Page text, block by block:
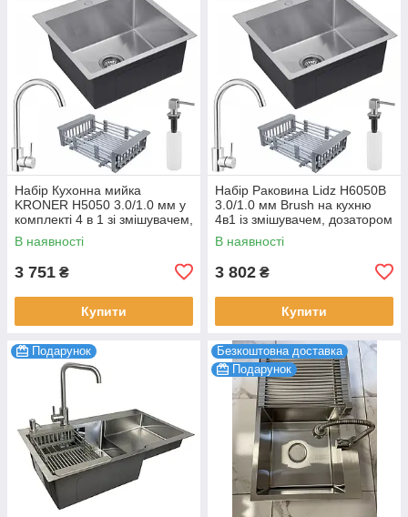
Набір Кухонна мийка
KRONER H5050 3.0/1.0 мм у
комплекті 4 в 1 зі змішувачем,
сушаркою та дозатором
В наявності
3 751 ₴
Купити
Набір Раковина Lidz H6050B
3.0/1.0 мм Brush на кухню
4в1 із змішувачем, дозатором
та кошиком для сушіння
В наявності
3 802 ₴
Купити
Подарунок
Безкоштовна доставка
Подарунок